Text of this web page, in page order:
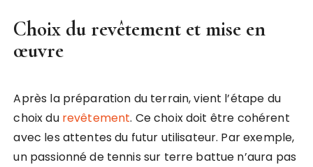
Choix du revêtement et mise en
œuvre
Après la préparation du terrain, vient l’étape du
choix du revêtement. Ce choix doit être cohérent
avec les attentes du futur utilisateur. Par exemple,
un passionné de tennis sur terre battue n’aura pas